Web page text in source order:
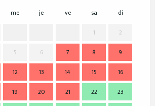
me je ve sa
di
1
2
5 6 7 8
9
12 13 14 15
16
19 20 21 22
23